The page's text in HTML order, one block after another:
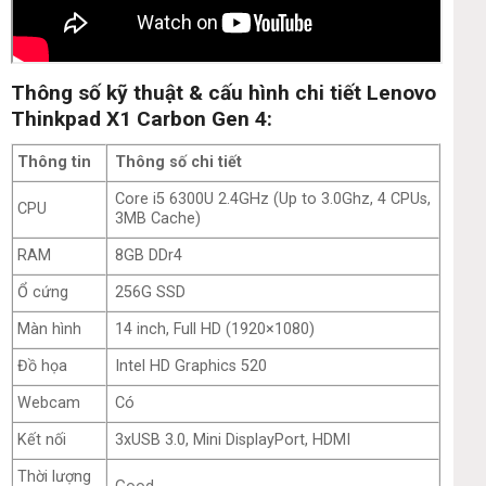
Thông số kỹ thuật & cấu hình chi tiết Lenovo
Thinkpad X1 Carbon Gen 4:
Thông tin Thông số chi tiết
CPU
Core i5 6300U 2.4GHz (Up to 3.0Ghz, 4 CPUs,
3MB Cache)
RAM
8GB DDr4
Ổ cứng
256G SSD
Màn hình
14 inch, Full HD (1920×1080)
Đồ họa
Intel HD Graphics 520
Webcam
Có
Kết nối
3xUSB 3.0, Mini DisplayPort, HDMI
Thời lượng